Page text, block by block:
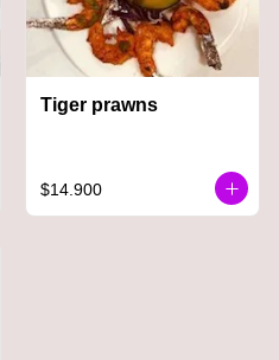
Tiger prawns
$14.900